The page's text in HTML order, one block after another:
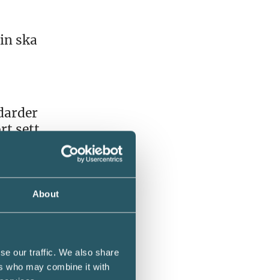
About
our traffic. We also share
who may combine it with
ska
sett
blir